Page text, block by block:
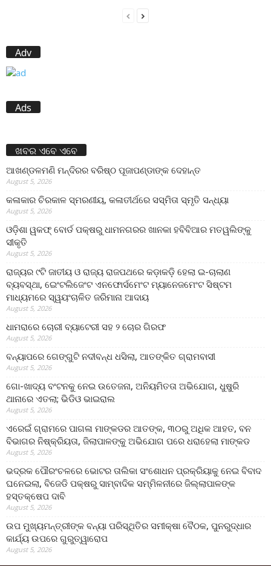
Adv
Ads
ଖବର ଏବେ ଏବେ
ଆଖଣ୍ଡଳମଣି ମନ୍ଦିରର ବରିଷ୍ଠ ପୂଜାପଣ୍ଡାଙ୍କ ଦେହାନ୍ତ
August 5, 2026
କଳାକାର ଚିରକାଳ ସ୍ମରଣୀୟ, କଳାତୀର୍ଥରେ ସସ୍ମିତା ସ୍ମୃତି ସନ୍ଧ୍ୟା
August 5, 2026
ଓଡ଼ିଶା ୱକଫ୍ ବୋର୍ଡ ପକ୍ଷରୁ ଧାମନଗରର ଖାନକା ହବିବିଆର ମତୱଲିଙ୍କୁ
ସୀକୃତି
August 5, 2026
ରାଜ୍ୟର ୯ଟି ଜାତୀୟ ଓ ରାଜ୍ୟ ରାଜପଥରେ କଡ଼ାକଡ଼ି ହେଲା ଇ-ଚାଲାଣ
ବ୍ୟବସ୍ଥା, ଇେଂଟଲିଜେଂଟ ଏନଫୋର୍ସମେଂଟ ମ୍ୟାନେଜମେଂଟ ସିଷ୍ଟମ
ମାଧ୍ୟମରେ ସ୍ୱୟଂଚାଳିତ ଜରିମାନା ଆଦାୟ
August 5, 2026
ଧାମରାରେ ଚୋରୀ ବ୍ୟାଟେରୀ ସହ ୨ ଚୋର ଗିରଫ
August 5, 2026
ବନ୍ୟାପରେ ଗେଙ୍ଗୁଟି ନଦୀବନ୍ଧ ଧସିଲା, ଆତଙ୍କିତ ଗ୍ରାମବାସୀ
August 5, 2026
ଗୋ-ଖାଦ୍ୟ ବଂଟନକୁ ନେଇ ଉତେଜନା, ଅନିୟମିତତା ଅଭିଯୋଗ, ଧୁଷୁରି
ଥାନାରେ ଏତଲା; ଭିଡିଓ ଭାଇରାଲ
August 5, 2026
ଏରେଇଁ ଗ୍ରାମରେ ପାଗଳା ମାଙ୍କଡର ଆତଙ୍କ, ୩୦ରୁ ଅଧିକ ଆହତ, ବନ
ବିଭାଗର ନିଷ୍କ୍ରିୟତା, ଜିଲାପାଳଙ୍କୁ ଅଭିଯୋଗ ପରେ ଧରାହେଲା ମାଙ୍କଡ
August 5, 2026
ଭଦ୍ରକ ପୌରଂଚଳରେ ଭୋଟର ତାଲିକା ସଂଶୋଧନ ପ୍ରକ୍ରିୟାକୁ ନେଇ ବିବାଦ
ଘନେଇଲା, ବିଜେଡି ପକ୍ଷରୁ ସାମ୍ବାଦିକ ସମ୍ମିଳନୀରେ ଜିଲ୍ଲାପାଳଙ୍କ
ହସ୍ତକ୍ଷେପ ଦାବି
August 5, 2026
ଉପ ମୁଖ୍ୟମନ୍ତ୍ରୀଙ୍କ ବନ୍ୟା ପରିସ୍ଥିତିର ସମୀକ୍ଷା ବୈଠକ, ପୁନରୁଦ୍ଧାର
କାର୍ଯ୍ୟ ଉପରେ ଗୁରୁତ୍ୱାରୋପ
August 5, 2026